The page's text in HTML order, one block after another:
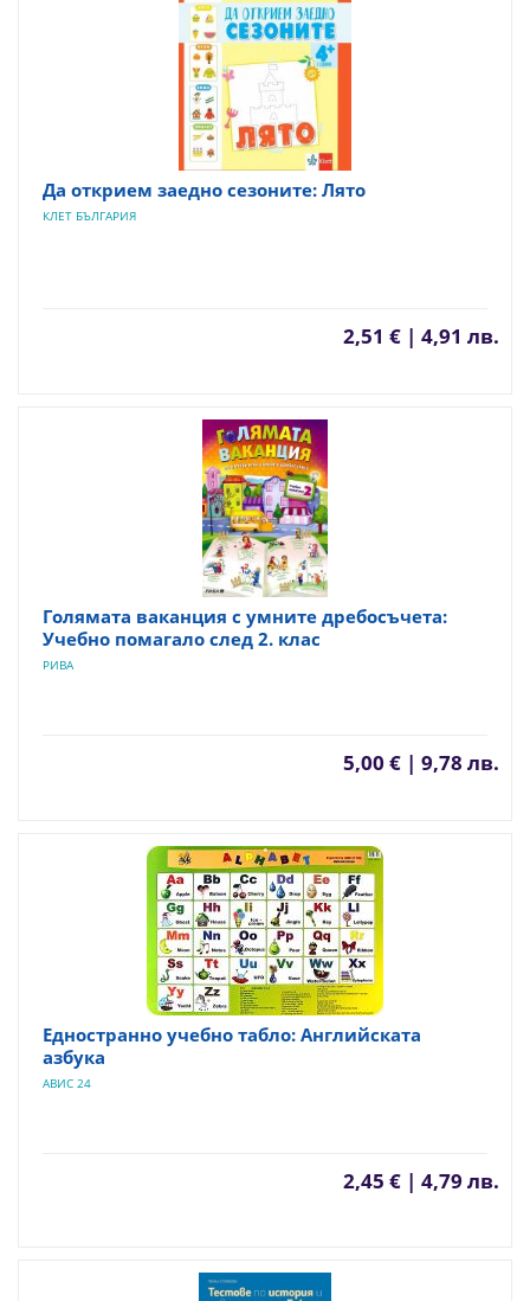
Да открием заедно сезоните: Лято
КЛЕТ БЪЛГАРИЯ
2,51 € | 4,91 лв.
Голямата ваканция с умните дребосъчета:
Учебно помагало след 2. клас
РИВА
5,00 € | 9,78 лв.
Едностранно учебно табло: Английската
азбука
АВИС 24
2,45 € | 4,79 лв.